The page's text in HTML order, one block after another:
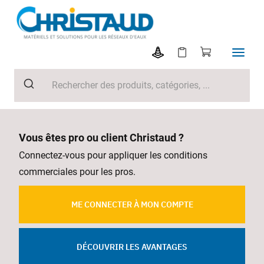
Vous êtes pro ou client Christaud ?
Connectez-vous pour appliquer les conditions
commerciales pour les pros.
ME CONNECTER À MON COMPTE
DÉCOUVRIR LES AVANTAGES